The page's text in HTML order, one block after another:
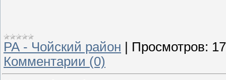
РА - Чойский район Просмотров:
Комментарии (0)